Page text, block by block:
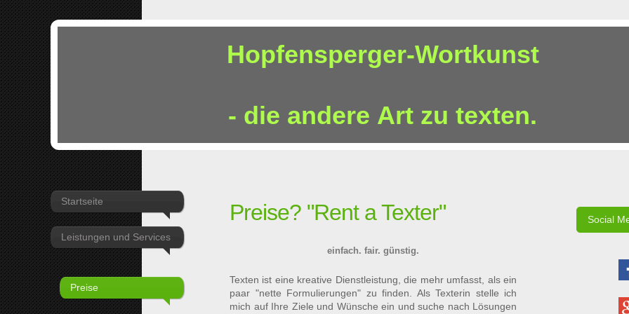
Hopfensperger-Wortkunst
- die andere Art zu texten.
Startseite
Leistungen und Services
Preise
Preise? "Rent a Texter"
einfach. fair. günstig.
Texten ist eine kreative Dienstleistung, die mehr umfasst, als ein
paar "nette Formulierungen" zu finden. Als Texterin stelle ich
mich auf Ihre Ziele und Wünsche ein und suche nach Lösungen
Social